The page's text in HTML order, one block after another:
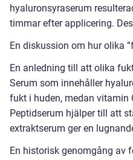
hyaluronsyraserum
timmar efter applicering.
En diskussion om hur olika
En anledning till att olika
Serum som innehåller
fukt i huden, medan vitamin
Peptidserum hjälper till att
extraktserum ger en
En historisk genomgång av